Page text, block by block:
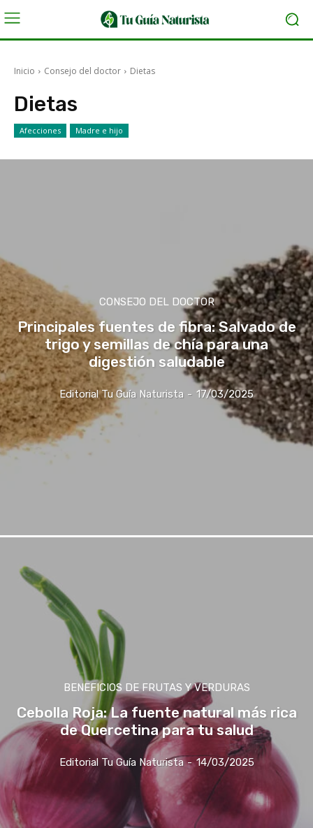
Inicio Consejo del doctor Dietas
Dietas
Afecciones Madre e hijo
CONSEJO DEL DOCTOR
Principales fuentes de fibra: Salvado de
trigo y semillas de chía para una
digestión saludable
Editorial Tu Guía Naturista - 17/03/2025
BENEFICIOS DE FRUTAS Y VERDURAS
Cebolla Roja: La fuente natural más rica
de Quercetina para tu salud
Editorial Tu Guía Naturista - 14/03/2025